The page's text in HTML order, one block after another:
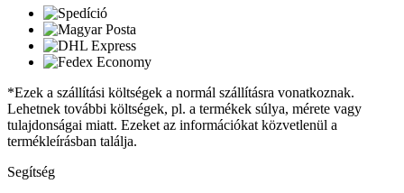
*Ezek a szállítási költségek a normál szállításra vonatkoznak.
Lehetnek további költségek, pl. a termékek súlya, mérete vagy
tulajdonságai miatt. Ezeket az információkat közvetlenül a
termékleírásban találja.
Segítség